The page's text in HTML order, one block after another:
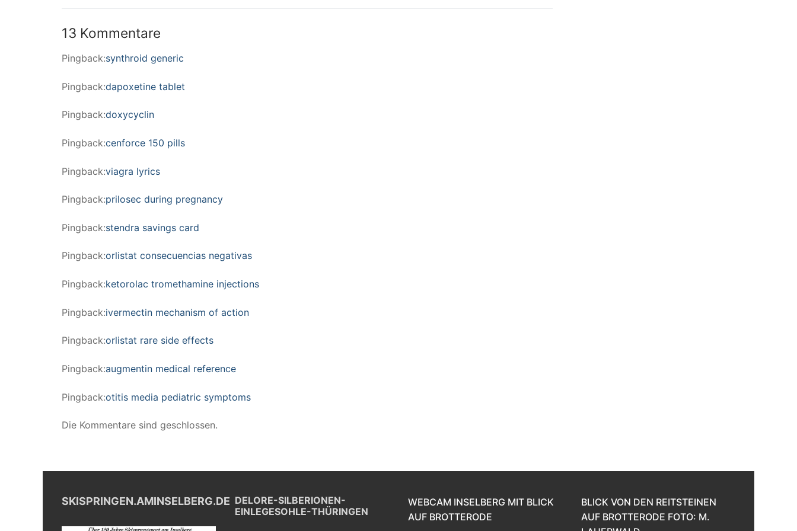
13 Kommentare
Pingback:synthroid generic
Pingback:dapoxetine tablet
Pingback:doxycyclin
Pingback:cenforce 150 pills
Pingback:viagra lyrics
Pingback:prilosec during pregnancy
Pingback:stendra savings card
Pingback:orlistat consecuencias negativas
Pingback:ketorolac tromethamine injections
Pingback:ivermectin mechanism of action
Pingback:orlistat rare side effects
Pingback:augmentin medical reference
Pingback:otitis media pediatric symptoms
Die Kommentare sind geschlossen.
SKISPRINGEN.AMINSELBERG.DE DELORE-SILBERIONEN-
EINLEGESOHLE-THÜRINGEN
WEBCAM INSELBERG MIT BLICK
AUF BROTTERODE
BLICK VON DEN REITSTEINEN
AUF BROTTERODE FOTO: M.